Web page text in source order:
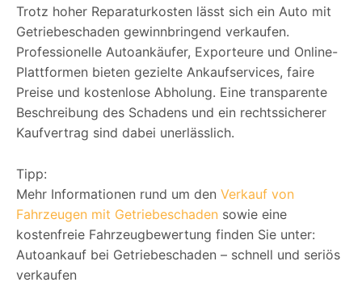
Trotz hoher Reparaturkosten lässt sich ein Auto mit
Getriebeschaden gewinnbringend verkaufen.
Professionelle Autoankäufer, Exporteure und Online-
Plattformen bieten gezielte Ankaufservices, faire
Preise und kostenlose Abholung. Eine transparente
Beschreibung des Schadens und ein rechtssicherer
Kaufvertrag sind dabei unerlässlich.
Tipp:
Mehr Informationen rund um den Verkauf von
Fahrzeugen mit Getriebeschaden sowie eine
kostenfreie Fahrzeugbewertung finden Sie unter:
Autoankauf bei Getriebeschaden – schnell und seriös
verkaufen